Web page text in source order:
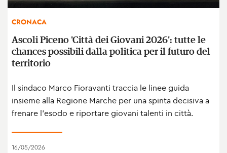
CRONACA
Ascoli Piceno 'Città dei Giovani 2026': tutte le
chances possibili dalla politica per il futuro del
territorio
Il sindaco Marco Fioravanti traccia le linee guida
insieme alla Regione Marche per una spinta decisiva a
frenare l'esodo e riportare giovani talenti in città.
16/05/2026